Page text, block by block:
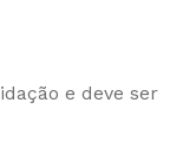
e deve ser